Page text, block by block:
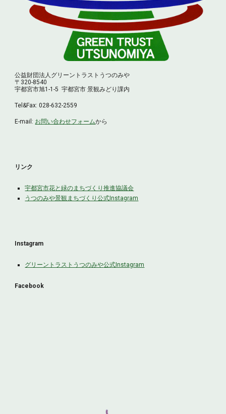
公益財団法人グリーントラストうつのみや
〒320-8540
宇都宮市旭1-1-5 宇都宮市 景観みどり課内
Tel&Fax:028-632-2559
E-mail: お問い合わせフォームから
リンク
宇都宮市花と緑のまちづくり推進協議会
うつのみや景観まちづくり公式Instagram
Instagram
グリーントラストうつのみや公式Instagram
Facebook